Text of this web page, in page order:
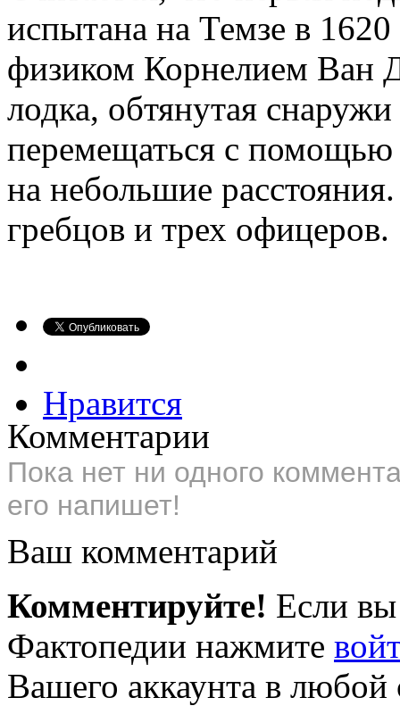
испытана на Темзе в
физиком Корнелием Ван
лодка, обтянутая
перемещаться с
на небольшие
гребцов и трех офицеров.
Нравится
Комментарии
Пока нет ни одного
его напишет!
Ваш комментарий
Комментируйте! Если вы
Фактопедии нажмите
Вашего аккаунта в любой